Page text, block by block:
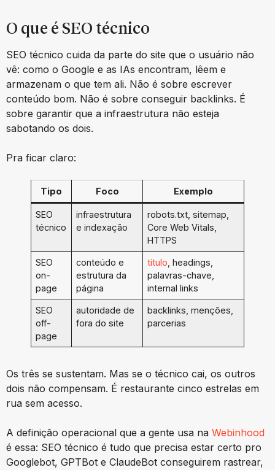
O que é SEO técnico
SEO técnico cuida da parte do site que o usuário não
vê: como o Google e as IAs encontram, lêem e
armazenam o que tem ali. Não é sobre escrever
conteúdo bom. Não é sobre conseguir backlinks. É
sobre garantir que a infraestrutura não esteja
sabotando os dois.
Pra ficar claro:
Tipo Foco Exemplo
SEO
técnico
infraestrutura
e indexação
robots.txt, sitemap,
Core Web Vitals,
HTTPS
SEO
on-
page
conteúdo e
estrutura da
página
título , headings,
palavras-chave,
internal links
SEO
off-
page
autoridade de
fora do site
backlinks, menções,
parcerias
Os três se sustentam. Mas se o técnico cai, os outros
dois não compensam. É restaurante cinco estrelas em
rua sem acesso.
A definição operacional que a gente usa na Webinhood
é essa: SEO técnico é tudo que precisa estar certo pro
Googlebot, GPTBot e ClaudeBot conseguirem rastrear,